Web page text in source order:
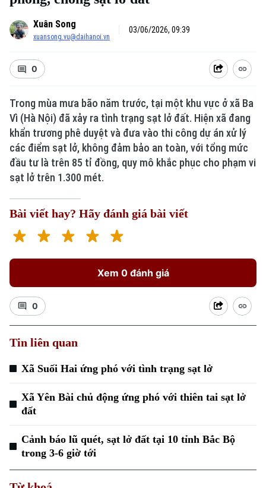
Xuân Song
xuansong.vu@daihanoi.vn
03/06/2026, 09:39
0
Trong mùa mưa bão năm trước, tại một khu vực ở xã Ba
Vì (Hà Nội) đã xảy ra tình trạng sạt lở đất. Hiện xã đang
khẩn trương phê duyệt và đưa vào thi công dự án xử lý
các điểm sạt lở, không đảm bảo an toàn, với tổng mức
đầu tư là trên 85 tỉ đồng, quy mô khắc phục cho phạm vi
sạt lở trên 1.300 mét.
Bài viết hay? Hãy đánh giá bài viết
Xem 0 đánh giá
0
Tin liên quan
Xã Suối Hai ứng phó với tình trạng sạt lở
Xã Yên Bài chủ động ứng phó với thiên tai sạt lở
đất
Cảnh báo lũ quét, sạt lở đất tại 10 tỉnh Bắc Bộ
trong 3-6 giờ tới